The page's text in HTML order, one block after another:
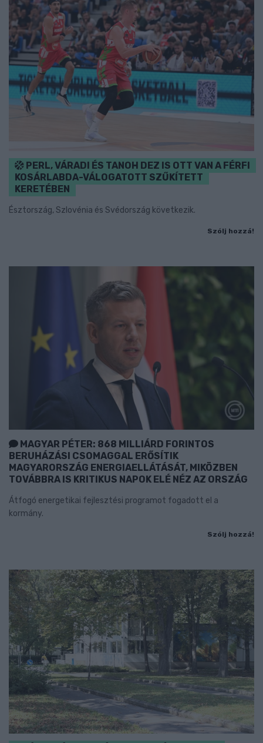
PERL, VÁRADI ÉS TANOH DEZ IS OTT VAN A FÉRFI
KOSÁRLABDA-VÁLOGATOTT SZŰKÍTETT
KERETÉBEN
Észtország, Szlovénia és Svédország következik.
Szólj hozzá!
MAGYAR PÉTER: 868 MILLIÁRD FORINTOS
BERUHÁZÁSI CSOMAGGAL ERŐSÍTIK
MAGYARORSZÁG ENERGIAELLÁTÁSÁT, MIKÖZBEN
TOVÁBBRA IS KRITIKUS NAPOK ELÉ NÉZ AZ ORSZÁG
Átfogó energetikai fejlesztési programot fogadott el a
kormány.
Szólj hozzá!